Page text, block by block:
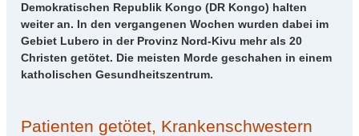
Demokratischen Republik Kongo (DR Kongo) halten
weiter an. In den vergangenen Wochen wurden dabei im
Gebiet Lubero in der Provinz Nord-Kivu mehr als 20
Christen getötet. Die meisten Morde geschahen in einem
katholischen Gesundheitszentrum.
Patienten getötet, Krankenschwestern